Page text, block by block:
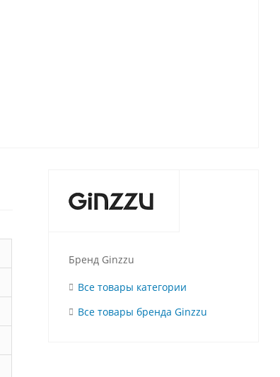
Бренд Ginzzu
Все товары категории
Все товары бренда Ginzzu